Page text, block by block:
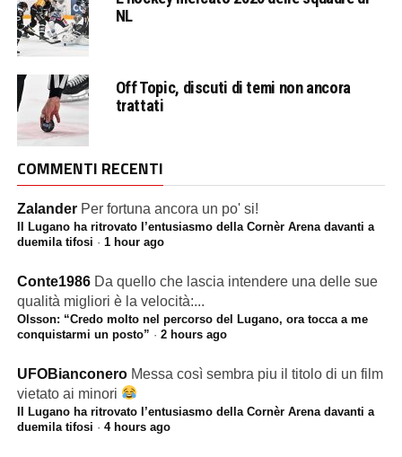
NL
Off Topic, discuti di temi non ancora
trattati
COMMENTI RECENTI
Zalander Per fortuna ancora un po' si!
Il Lugano ha ritrovato l’entusiasmo della Cornèr Arena davanti a
duemila tifosi · 1 hour ago
Conte1986 Da quello che lascia intendere una delle sue
qualità migliori è la velocità:...
Olsson: “Credo molto nel percorso del Lugano, ora tocca a me
conquistarmi un posto” · 2 hours ago
UFOBianconero Messa così sembra piu il titolo di un film
vietato ai minori
Il Lugano ha ritrovato l’entusiasmo della Cornèr Arena davanti a
duemila tifosi · 4 hours ago